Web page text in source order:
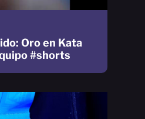
Oro en Kata
#shorts